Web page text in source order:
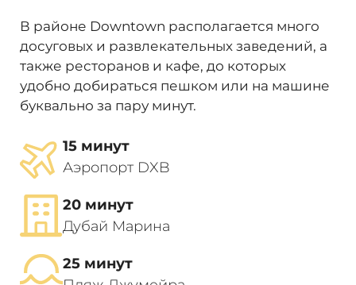
В районе Downtown располагается много
досуговых и развлекательных заведений, а
также ресторанов и кафе, до которых
удобно добираться пешком или на машине
буквально за пару минут.
15 минут
Аэропорт DXB
20 минут
Дубай Марина
25 минут